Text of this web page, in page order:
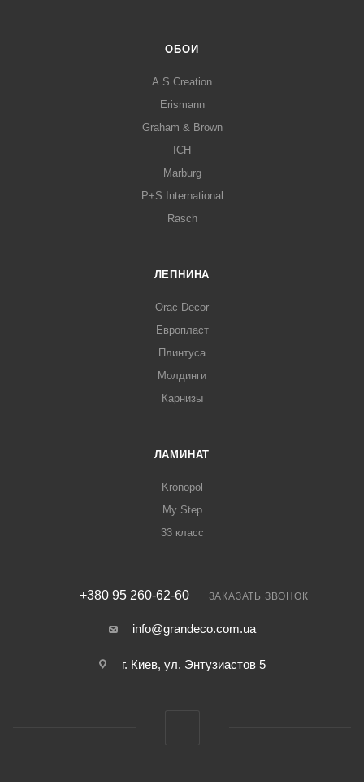
ОБОИ
A.S.Creation
Erismann
Graham & Brown
ICH
Marburg
P+S International
Rasch
ЛЕПНИНА
Orac Decor
Европласт
Плинтуса
Молдинги
Карнизы
ЛАМИНАТ
Kronopol
My Step
33 класс
+380 95 260-62-60 ЗАКАЗАТЬ ЗВОНОК
info@grandeco.com.ua
г. Киев, ул. Энтузиастов 5